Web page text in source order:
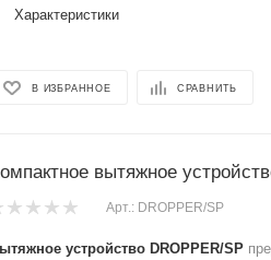
Характеристики
В ИЗБРАННОЕ СРАВНИТЬ
вытяжное
Арт.: DROPPER/SP
устройство DROPPER/SP